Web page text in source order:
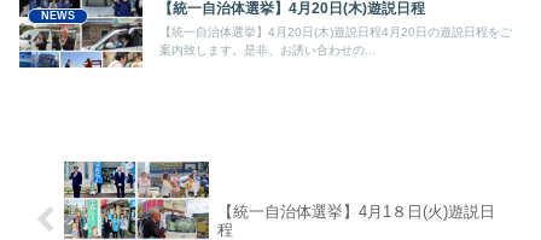
NEWS 【統一自治体選挙】4月20日(木)遊説日程
【統一自治体選挙】4月20日(木)遊説日程4月20日の遊説日程をご
案内致します。是非、お誘い合わせの...
【統一自治体選挙】4月1８日(火)遊説日
程